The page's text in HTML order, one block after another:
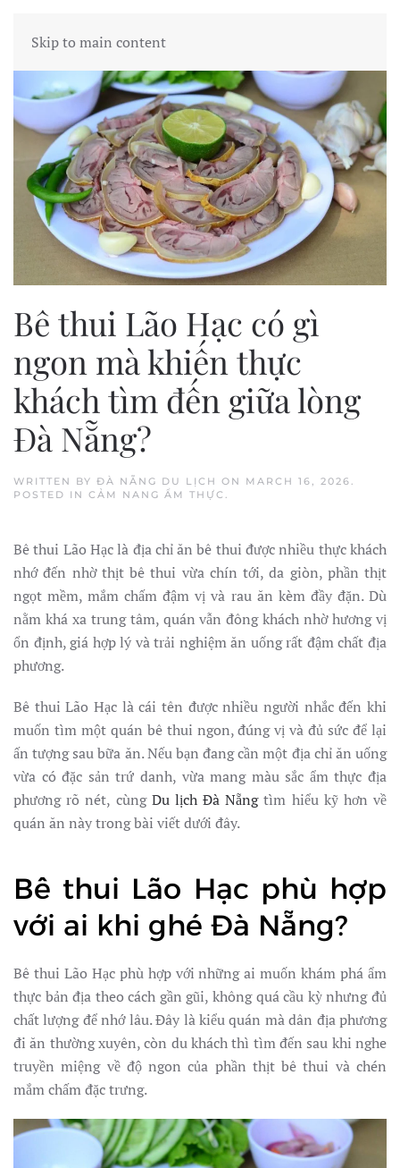
Skip to main content
Bê thui Lão Hạc có gì
ngon mà khiến thực
khách tìm đến giữa lòng
Đà Nẵng?
WRITTEN BY ĐÀ NẴNG DU LỊCH ON MARCH 16, 2026
POSTED IN CẢM NANG ẨM THỰC
Bê thui Lão Hạc là địa chỉ ăn bê thui được nhiều thực khách
nhớ đến nhờ thịt bê thui vừa chín tới, da giòn, phần thịt
ngọt mềm, mắm chấm đậm vị và rau ăn kèm đầy đặn. Dù
nằm khá xa trung tâm, quán vẫn đông khách nhờ hương vị
ổn định, giá hợp lý và trải nghiệm ăn uống rất đậm chất địa
phương.
Bê thui Lão Hạc là cái tên được nhiều người nhắc đến khi
muốn tìm một quán bê thui ngon, đúng vị và đủ sức để lại
ấn tượng sau bữa ăn. Nếu bạn đang cần một địa chỉ ăn uống
vừa có đặc sản trứ danh, vừa mang màu sắc ẩm thực địa
phương rõ nét, cùng Du lịch Đà Nẵngtìm hiểu kỹ hơn về
quán ăn này trong bài viết dưới đây.
Bê thui Lão Hạc phù hợp
với ai khi ghé Đà Nẵng?
Bê thui Lão Hạc phù hợp với những ai muốn khám phá ẩm
thực bản địa theo cách gần gũi, không quá cầu kỳ nhưng đủ
chất lượng để nhớ lâu. Đây là kiểu quán mà dân địa phương
đi ăn thường xuyên, còn du khách thì tìm đến sau khi nghe
truyền miệng về độ ngon của phần thịt bê thui và chén
mắm chấm đặc trưng.